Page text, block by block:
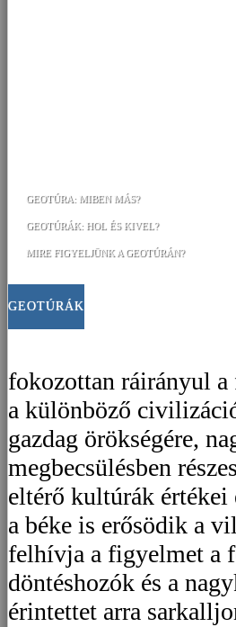
GEOTÚRÁK
GEOTÚRA: MIBEN MÁS?
GEOTÚRÁK: HOL ÉS KIVEL?
MIRE FIGYELJÜNK A GEOTÚRÁN?
fokozottan ráirányul
a különböző
gazdag örökségére,
megbecsülésben
eltérő kultúrák értékei
a béke is erősödik a
felhívja a figyelmet a
döntéshozók és a
érintettet arra